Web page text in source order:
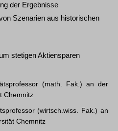
der Ergebnisse
Szenarien aus historischen
stetigen Aktiensparen
(math. Fak.) an der
Chemnitz
(wirtsch.wiss. Fak.) an
Chemnitz